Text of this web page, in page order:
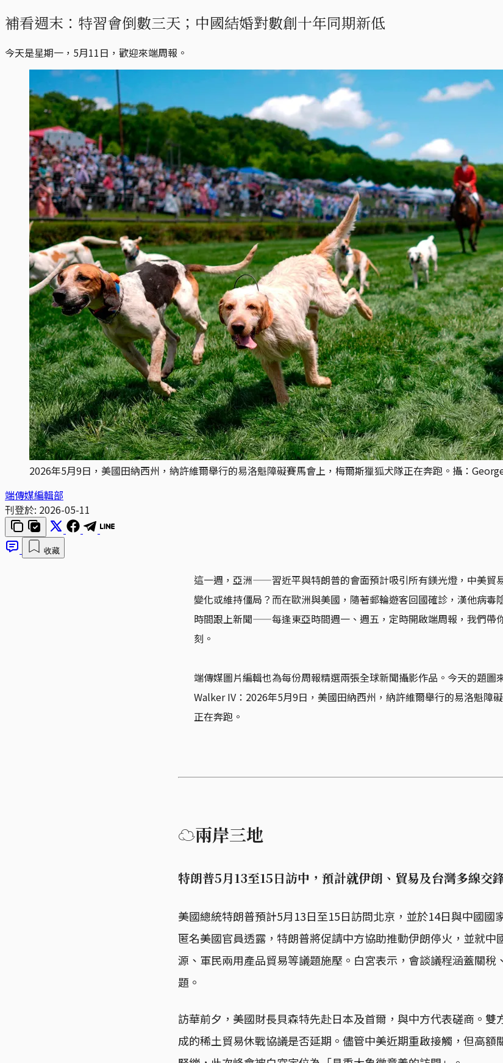
補看週末：特習會倒數三天；中國結婚對數創十年同期新低
今天是星期一，5月11日，歡迎來端周報。
2026年5月9日，美國田納西州，納許維爾舉行的易洛魁障礙賽馬會上，梅爾斯獵狐犬隊正在奔跑。攝：
端傳媒編輯部
刊登於: 2026-05-11
收藏
這一週，亞洲——習近平與特朗普的會面預計吸引所有鎂光燈，中美貿
變化或維持僵局？而在歐洲與美國，隨著郵輪遊客回國確診，漢他病毒
時間跟上新聞——每逢東亞時間週一、週五，定時開啟端周報，我們帶
刻。
端傳媒圖片編輯也為每份周報精選兩張全球新聞攝影作品。今天的題圖
Walker IV：2026年5月9日，美國田納西州，納許維爾舉行的易洛魁障
正在奔跑。
☁兩岸三地
特朗普5月13至15日訪中，預計就伊朗、貿易及台灣多線交
美國總統特朗普預計5月13日至15日訪問北京，並於14日與中國國
匿名美國官員透露，特朗普將促請中方協助推動伊朗停火，並就中
源、軍民兩用產品貿易等議題施壓。白宮表示，會談議程涵蓋關稅
題。
訪華前夕，美國財長貝森特先赴日本及首爾，與中方代表磋商。雙
成的稀土貿易休戰協議是否延期。儘管中美近期重啟接觸，但高額